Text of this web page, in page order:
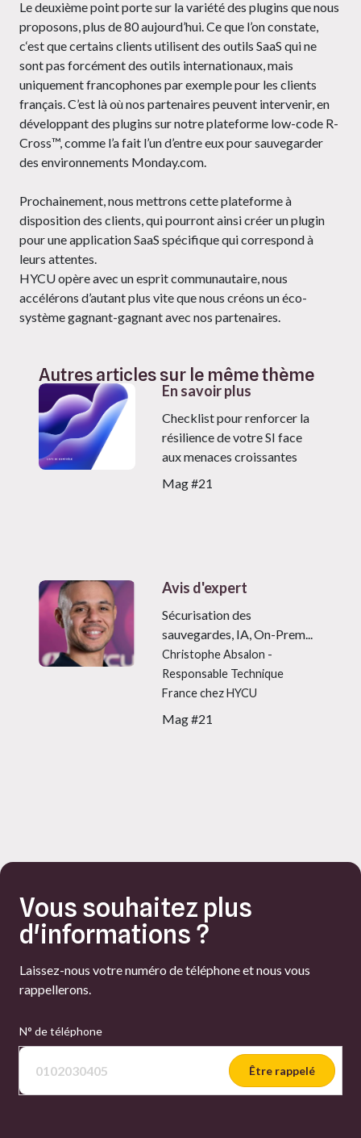
Le deuxième point porte sur la variété des plugins que nous
proposons, plus de 80 aujourd’hui. Ce que l’on constate,
c‘est que certains clients utilisent des outils SaaS qui ne
sont pas forcément des outils internationaux, mais
uniquement francophones par exemple pour les clients
français. C’est là où nos partenaires peuvent intervenir, en
développant des plugins sur notre plateforme low-code R-
Cross™, comme l’a fait l’un d’entre eux pour sauvegarder
des environnements Monday.com.
Prochainement, nous mettrons cette plateforme à
disposition des clients, qui pourront ainsi créer un plugin
pour une application SaaS spécifique qui correspond à
leurs attentes.
HYCU opère avec un esprit communautaire, nous
accélérons d’autant plus vite que nous créons un éco-
système gagnant-gagnant avec nos partenaires.
Autres articles sur le même thème
En savoir plus
Checklist pour renforcer la
résilience de votre SI face
aux menaces croissantes
Mag #21
Avis d'expert
Sécurisation des
sauvegardes, IA, On-Prem...
Christophe Absalon -
Responsable Technique
France chez HYCU
Mag #21
Vous souhaitez plus
d'informations ?
Laissez-nous votre numéro de téléphone et nous vous
rappellerons.
N° de téléphone
Être rappelé